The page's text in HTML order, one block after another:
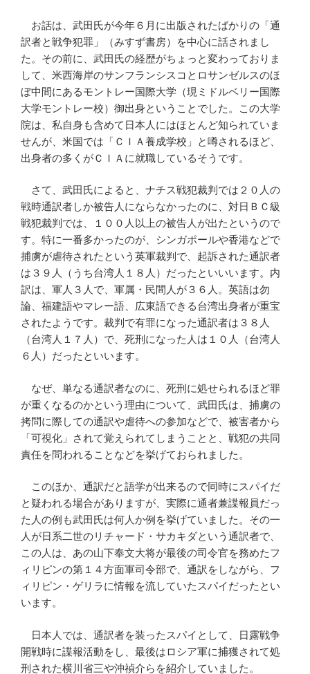
お話は、武田氏が今年６月に出版されたばかりの「通
訳者と戦争犯罪」（みすず書房）を中心に話されまし
た。その前に、武田氏の経歴がちょっと変わっておりま
して、米西海岸のサンフランシスコとロサンゼルスのほ
ぼ中間にあるモントレー国際大学（現ミドルベリー国際
大学モントレー校）御出身ということでした。この大学
院は、私自身も含めて日本人にはほとんど知られていま
せんが、米国では「ＣＩＡ養成学校」と噂されるほど、
出身者の多くがＣＩＡに就職しているそうです。
さて、武田氏によると、ナチス戦犯裁判では２０人の
戦時通訳者しか被告人にならなかったのに、対日ＢＣ級
戦犯裁判では、１００人以上の被告人が出たというので
す。特に一番多かったのが、シンガポールや香港などで
捕虜が虐待されたという英軍裁判で、起訴された通訳者
は３９人（うち台湾人１８人）だったといいいます。内
訳は、軍人３人で、軍属・民間人が３６人。英語は勿
論、福建語やマレー語、広東語できる台湾出身者が重宝
されたようです。裁判で有罪になった通訳者は３８人
（台湾人１７人）で、死刑になった人は１０人（台湾人
６人）だったといいます。
なぜ、単なる通訳者なのに、死刑に処せられるほど罪
が重くなるのかという理由について、武田氏は、捕虜の
拷問に際しての通訳や虐待への参加などで、被害者から
「可視化」されて覚えられてしまうことと、戦犯の共同
責任を問われることなどを挙げておられました。
このほか、通訳だと語学が出来るので同時にスパイだ
と疑われる場合がありますが、実際に通者兼諜報員だっ
た人の例も武田氏は何人か例を挙げていました。その一
人が日系二世のリチャード・サカキダという通訳者で、
この人は、あの山下奉文大将が最後の司令官を務めたフ
ィリピンの第１４方面軍司令部で、通訳をしながら、フ
ィリピン・ゲリラに情報を流していたスパイだったとい
います。
日本人では、通訳者を装ったスパイとして、日露戦争
開戦時に諜報活動をし、最後はロシア軍に捕獲されて処
刑された横川省三や沖禎介らを紹介していました。